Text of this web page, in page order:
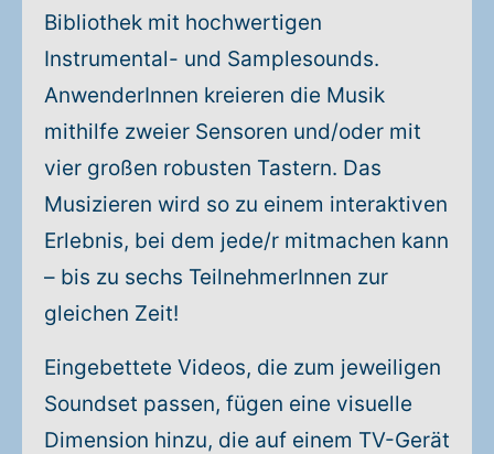
Bibliothek mit hochwertigen
Instrumental- und Samplesounds.
AnwenderInnen kreieren die Musik
mithilfe zweier Sensoren und/oder mit
vier großen robusten Tastern. Das
Musizieren wird so zu einem interaktiven
Erlebnis, bei dem jede/r mitmachen kann
– bis zu sechs TeilnehmerInnen zur
gleichen Zeit!
Eingebettete Videos, die zum jeweiligen
Soundset passen, fügen eine visuelle
Dimension hinzu, die auf einem TV-Gerät